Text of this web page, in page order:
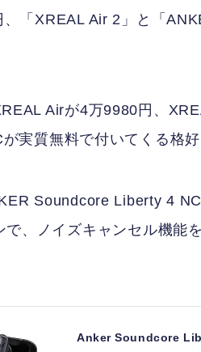
、「XREAL Air 2」と「
Airが4万9980円、
実質無料で付いてくる格好
Soundcore Liberty 4
で、ノイズキャンセル機能
Anker Soundcore